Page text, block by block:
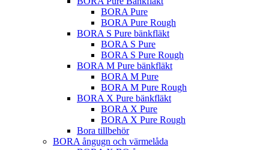
BORA Pure
BORA Pure Rough
BORA S Pure bänkfläkt
BORA S Pure
BORA S Pure Rough
BORA M Pure bänkfläkt
BORA M Pure
BORA M Pure Rough
BORA X Pure bänkfläkt
BORA X Pure
BORA X Pure Rough
Bora tillbehör
BORA ångugn och värmelåda